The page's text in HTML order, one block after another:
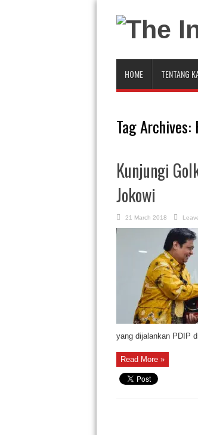
HOME TENTANG
Tag Archives:
Kunjungi
Jokowi
21 March 2018
yang dijalankan PDIP
Read More »